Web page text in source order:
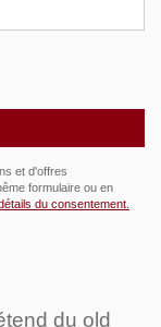
et d'offres
formulaire ou en
du consentement.
du old